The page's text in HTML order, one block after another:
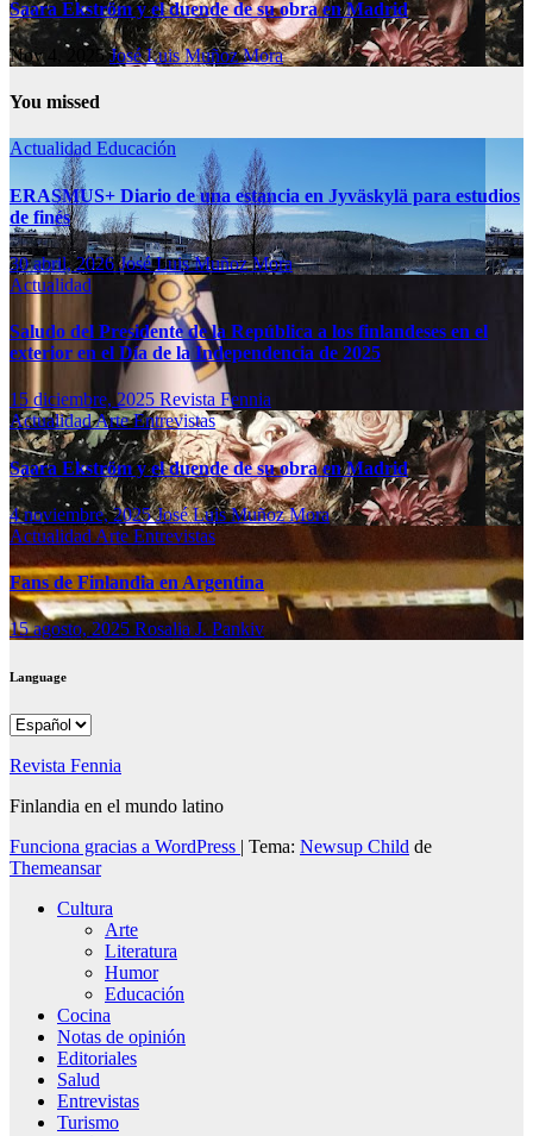
Saara Ekström y el duende de su obra en Madrid
Nov 4, 2025José Luis Muñoz Mora
You missed
Actualidad Educación
ERASMUS+ Diario de una estancia en Jyväskylä para estudios
de finés
30 abril, 2026José Luis Muñoz Mora
Actualidad
Saludo del Presidente de la República a los finlandeses en el
exterior en el Día de la Independencia de 2025
15 diciembre, 2025 Revista Fennia
ActualidadArteEntrevistas
Saara Ekström y el duende de su obra en Madrid
4 noviembre, 2025José Luis Muñoz Mora
ActualidadArte Entrevistas
Fans de Finlandia en Argentina
15 agosto, 2025 Rosalia J. Pankiv
Language
Language
Revista Fennia
Finlandia en el mundo latino
Funciona gracias a WordPress | Tema: Newsup Child de
Themeansar
Cultura
Arte
Literatura
Humor
Educación
Cocina
Notas de opinión
Editoriales
Salud
Entrevistas
Turismo